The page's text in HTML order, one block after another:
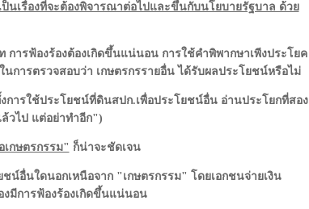
นเรื่องที่จะต้องพิจารณาต่อไปและขึ้นกับนโยบายรัฐบาล ด้วย
การฟ้องร้องต้องเกิดขึ้นแน่นอน การใช้คำพิพากษาเพีงประโยค
การตรวจสอบว่า เกษตรกรรายอื่น ได้รับผลประโยชน์หรือไม่
ารใช้ประโยชน์ที่ดินสปก.เพื่อประโยชน์อื่น อ่านประโยกที่สอง
วไป แต่อย่าทำอีก")
กษตรกรรม" ก็น่าจะชัดเจน
น์อื่นใดนอกเหนือจาก "เกษตรกรรม" โดยเอกชนจ่ายเงิน
งมีการฟ้องร้องเกิดขึ้นแน่นอน